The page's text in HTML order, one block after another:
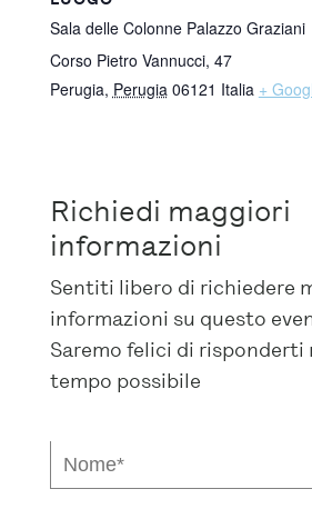
Sala delle Colonne Palazzo Graziani
Corso Pietro Vannucci, 47
Perugia, Perugia 06121 Italia +
Richiedi maggiori
informazioni
Sentiti libero di richiedere
informazioni su questo
Saremo felici di risponderti
tempo possibile